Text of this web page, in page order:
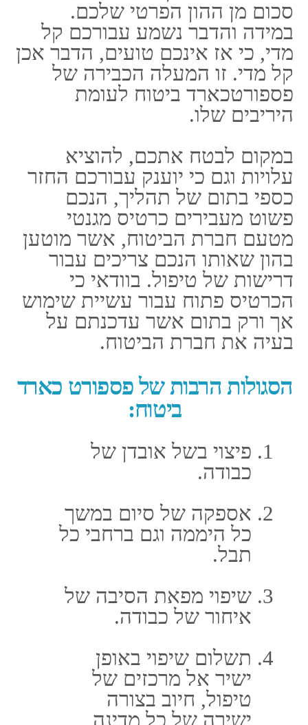
עזרה בתחום של
משפט.
מפעיל תמיכה בשפה
העברית.
הגלובוס, תוך כדי הלימה
לתנאים אשר בתוך
הפוליסה.
טיפול של הטסה שלכם
במצב של פטירה ברחבי
עולם.
השבה שלכם במצב של
תאונה או שמא של
מחלה במשך החופשה
שלכם.
הסעה של קרוב משפחה
אל מדינה זרה במצב
אשר יידרש באמצעות
פספורטכארד ביטוח.
טלפון: 03-5107777